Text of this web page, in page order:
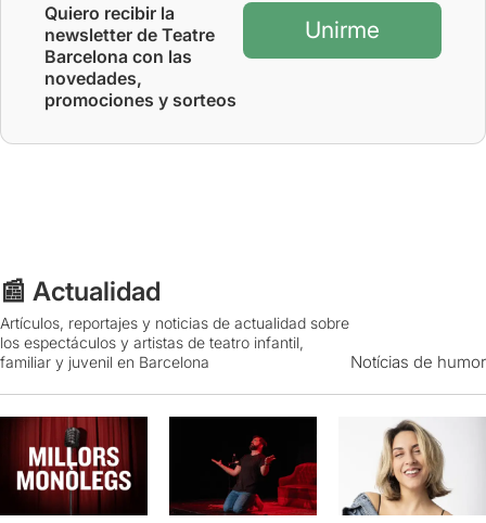
Quiero recibir la
newsletter de Teatre
Barcelona con las
novedades,
promociones y sorteos
Unirme
📰 Actualidad
Artículos, reportajes y noticias de actualidad sobre
los espectáculos y artistas de teatro infantil,
familiar y juvenil en Barcelona
Notícias de humor